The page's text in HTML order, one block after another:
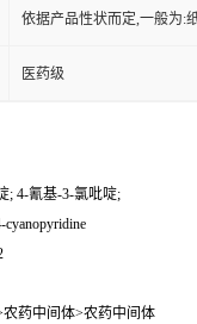
依据产品性状而定,一般为:
医药级
; 4-氰基-3-氯吡啶;
药中间体>农药中间体